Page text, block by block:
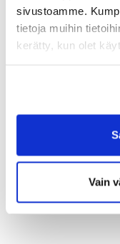
sivustoamme.
tietoja muihin
kerätty, kun olet
Vain